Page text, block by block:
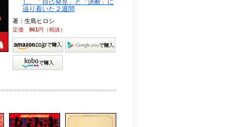
し、「自己発見」と「決断」に
辿り着いた２週間
著：生島ヒロシ
定価 961円（税抜）